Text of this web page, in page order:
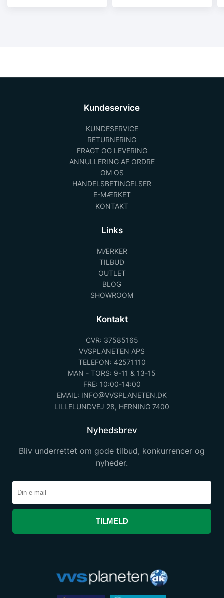
Kundeservice
KUNDESERVICE
RETURNERING
FRAGT OG LEVERING
ANNULLERING AF ORDRE
OM OS
HANDELSBETINGELSER
E-MÆRKET
KONTAKT
Links
MÆRKER
TILBUD
OUTLET
BLOG
SHOWROOM
Kontakt
CVR: 37585165
VVSPLANETEN APS
TELEFON: 42571110
MAN - TORS: 9-11 & 13-15
FRE: 10:00-14:00
EMAIL: INFO@VVSPLANETEN.DK
LILLELUNDVEJ 28, HERNING 7400
Nyhedsbrev
Bliv underrettet om gode tilbud, konkurrencer og
nyheder.
TILMELD